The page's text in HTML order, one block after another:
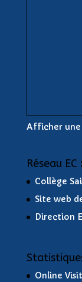
Afficher une
Réseau EC :
Collège
Site web
Direction
Online